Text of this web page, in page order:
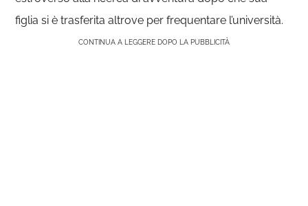
figlia si è trasferita altrove per frequentare l’università.
CONTINUA A LEGGERE DOPO LA PUBBLICITÀ